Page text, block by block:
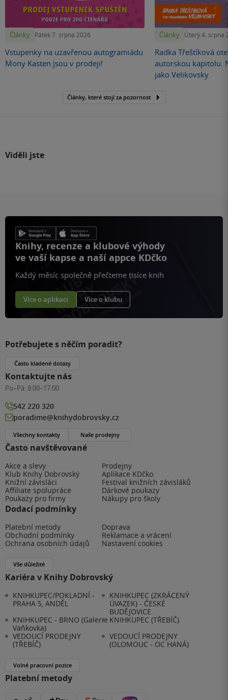
Články Pátek 7. srpna 2026
Vstupenky na uzavřenou autogramiádu
Mony Kasten jsou v prodeji!
Články Úterý 4. srpna
Radka Třeštíková
autorskou kapitolu.
jako Velikovsky
Články, které stojí za pozornost
Viděli jste
Knihy, recenze a klubové výhody
ve vaší kapse a naší appce KDčko
Každý měsíc společně přečteme tisíce knih
Více o aplikaci Více o klubu
Často navštěvované
Akce a slevy
Prodejny
Klub Knihy Dobrovský
Aplikace KDčko
Knižní závisláci
Festival knižních závisláků
Affiliate spolupráce
Dárkové poukazy
Poukazy pro firmy
Nákupy pro školy
Dodací podmínky
Platební metody
Doprava
Obchodní podmínky
Reklamace a vrácení
Ochrana osobních údajů
Nastavení cookies
Vše důležité
Kariéra v Knihy Dobrovský
KNIHKUPEC/POKLADNÍ -
PRAHA 5, ANDĚL
KNIHKUPEC (ZKRÁCENÝ
ÚVAZEK) - ČESKÉ
BUDĚJOVICE
KNIHKUPEC - BRNO (Galerie
Vaňkovka)
KNIHKUPEC (TŘEBÍČ)
VEDOUCÍ PRODEJNY
(TŘEBÍČ)
VEDOUCÍ PRODEJNY
(OLOMOUC - OC HANÁ)
Volné pracovní pozice
Platební metody
Potřebujete s něčím poradit?
Často kladené dotazy
Kontaktujte nás
Po–Pá: 8:00–17:00
542 220 320
poradime@knihydobrovsky.cz
Všechny kontakty Naše prodejny